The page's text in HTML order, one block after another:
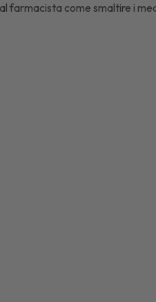
farmacista come smaltire i